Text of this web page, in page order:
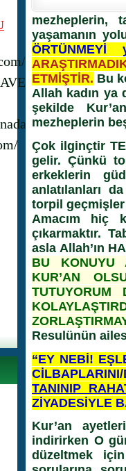
mezheplerin,
yaşamanın
ÖRTÜNMEYİ
ETMİŞTİR. Bu
Allah kadın ya
şekilde
mezheplerin
Çok ilginçtir
gelir. Çünkü
erkeklerin
anlatılanları
torpil
Amacım hiç
çıkarmaktır.
asla Allah’ın
BU KONUYU
KUR’AN
TUTUYORUM
Resulünün
“EY NEBİ!
TANINIP
ZİYADESİYLE
Kur’an
indirirken O
düzeltmek